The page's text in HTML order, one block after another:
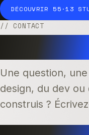
DÉCOUVRIR 55·13
// CONTACT
Une question,
design, du dev
construis ?